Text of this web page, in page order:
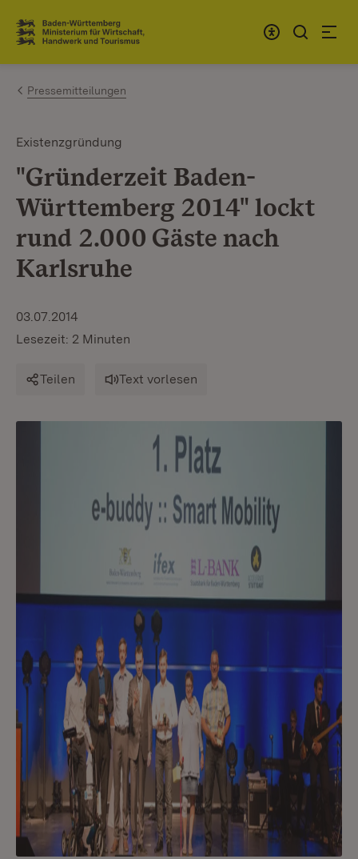
Zum Inhalt springen
Link zur Startseite
Pressemitteilungen
Existenzgründung
"Gründerzeit Baden-
Württemberg 2014" lockt
rund 2.000 Gäste nach
Karlsruhe
03.07.2014
Lesezeit: 2 Minuten
Teilen Text vorlesen